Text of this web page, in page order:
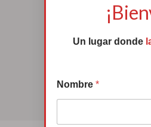
Un lugar donde
Nombre *